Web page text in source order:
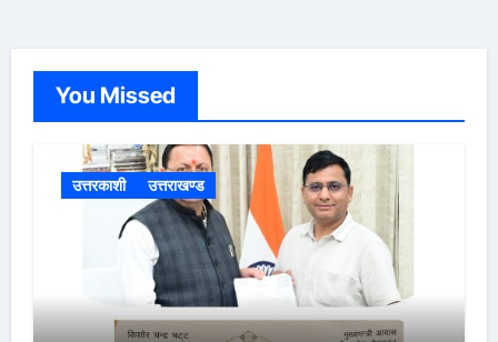
You Missed
उत्तरकाशी उत्तराखण्ड